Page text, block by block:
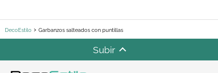
DecoEstilo Garbanzos salteados con puntillas
Subir